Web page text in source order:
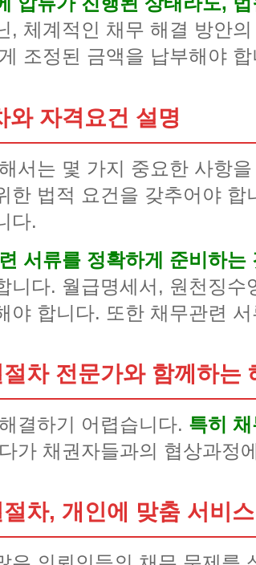
, 체계적인 채무 해결 방안
조정된 금액을 납부해야 합
와 자격요건 설명
서는 몇 가지 중요한 사항
한 법적 요건을 갖추어야
다.
서류를 정확하게 준비하는
니다. 월급명세서, 원천징
야 합니다. 또한 채무관련
차 전문가와 함께하는
결하기 어렵습니다. 특히
가 채권자들과의 협상과정
차, 개인에 맞춤 서비스